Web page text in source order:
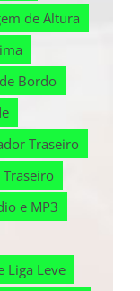
de Altura
Bordo
Traseiro
Traseiro
e MP3
Liga Leve